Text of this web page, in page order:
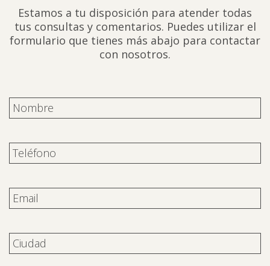
Estamos a tu disposición para atender todas
tus consultas y comentarios. Puedes utilizar el
formulario que tienes más abajo para contactar
con nosotros.